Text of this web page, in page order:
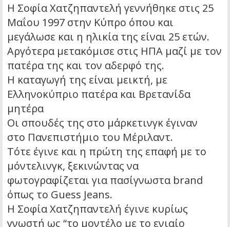
Η Σοφία Χατζηπαντελή γεννήθηκε στις 25
Μαΐου 1997 στην Κύπρο όπου και
μεγάλωσε και η ηλικία της είναι 25 ετών.
Αργότερα μετακόμισε στις ΗΠΑ μαζί με τον
πατέρα της και τον αδερφό της.
Η καταγωγή της είναι μεικτή, με
Ελληνοκύπριο πατέρα και Βρετανίδα
μητέρα
Οι σπουδές της στο μάρκετινγκ έγιναν
στο Πανεπιστήμιο του Μέριλαντ.
Τότε έγινε και η πρώτη της επαφή με το
μόντελινγκ, ξεκινώντας να
φωτογραφίζεται για πασίγνωστα brand
όπως το Guess Jeans.
Η Σοφία Χατζηπαντελή έγινε κυρίως
γνωστή ως “το μοντέλο με το ενιαίο